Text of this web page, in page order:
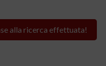
alla ricerca effettuata!